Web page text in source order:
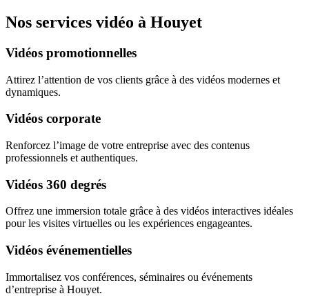
Nos services vidéo à Houyet
Vidéos promotionnelles
Attirez l’attention de vos clients grâce à des vidéos modernes et
dynamiques.
Vidéos corporate
Renforcez l’image de votre entreprise avec des contenus
professionnels et authentiques.
Vidéos 360 degrés
Offrez une immersion totale grâce à des vidéos interactives idéales
pour les visites virtuelles ou les expériences engageantes.
Vidéos événementielles
Immortalisez vos conférences, séminaires ou événements
d’entreprise à Houyet.